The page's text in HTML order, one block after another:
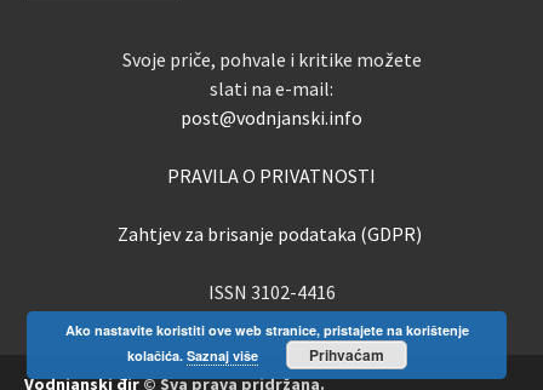
Svoje priče, pohvale i kritike možete
slati na e-mail:
post@vodnjanski.info
PRAVILA O PRIVATNOSTI
Zahtjev za brisanje podataka (GDPR)
ISSN 3102-4416
Vodnjanski đir© Sva prava pridržana.
Ako nastavite koristiti ove web stranice, pristajete na korištenje
kolačića. Saznaj više Prihvaćam